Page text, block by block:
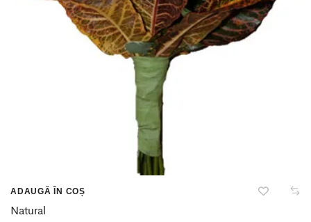
ADAUGĂ ÎN COȘ
Natural